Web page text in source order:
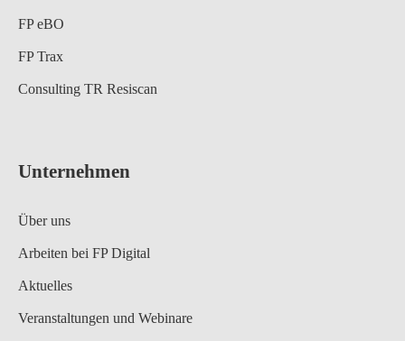
FP eBO
FP Trax
Consulting TR Resiscan
Unternehmen
Über uns
Arbeiten bei FP Digital
Aktuelles
Veranstaltungen und Webinare